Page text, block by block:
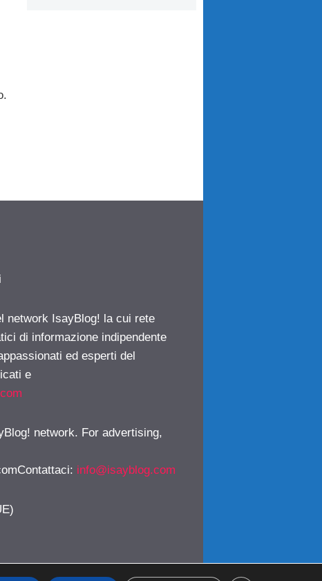
network IsayBlog! la cui rete
di informazione indipendente
ed esperti del
e
network. For advertising,
: info@isayblog.com